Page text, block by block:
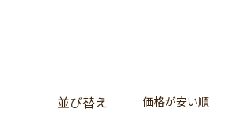
並び替え 価格が安い順